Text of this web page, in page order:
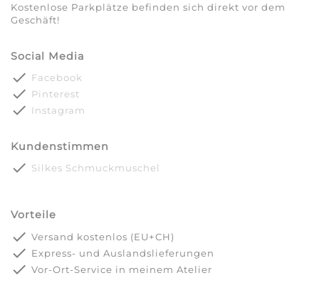
Kostenlose Parkplätze befinden sich direkt vor dem
Geschäft!
Social Media
done Facebook
done Pinterest
done Instagram
Kundenstimmen
done Silkes Schmuckmuschel
Vorteile
done Versand kostenlos (EU+CH)
done Express- und Auslandslieferungen
done Vor-Ort-Service in meinem Atelier